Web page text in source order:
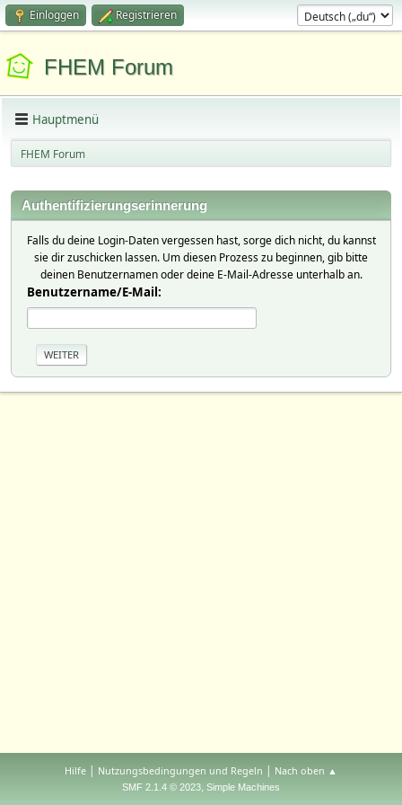
Einloggen Registrieren
FHEM Forum
Hauptmenü
FHEM Forum
Authentifizierungserinnerung
Falls du deine Login-Daten vergessen hast, sorge dich nicht, du kannst
sie dir zuschicken lassen. Um diesen Prozess zu beginnen, gib bitte
deinen Benutzernamen oder deine E-Mail-Adresse unterhalb an.
Benutzername/E-Mail:
Hilfe | Nutzungsbedingungen und Regeln | Nach oben ▲
SMF 2.1.4 © 2023, Simple Machines